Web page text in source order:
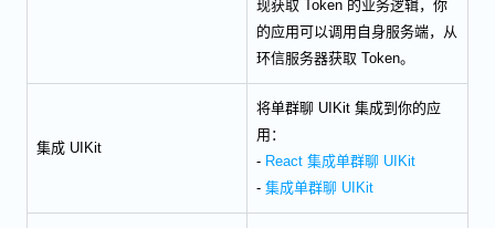
现获取 Token 的业务逻辑，你
的应用可以调用自身服务端，从
环信服务器获取 Token。
集成 UIKit
将单群聊 UIKit 集成到你的应
用：
- React 集成单群聊 UIKit
- 集成单群聊 UIKit